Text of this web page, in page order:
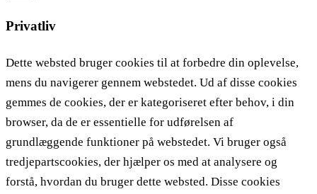
Privatliv
Dette websted bruger cookies til at forbedre din oplevelse,
mens du navigerer gennem webstedet. Ud af disse cookies
gemmes de cookies, der er kategoriseret efter behov, i din
browser, da de er essentielle for udførelsen af ​​
grundlæggende funktioner på webstedet. Vi bruger også
tredjepartscookies, der hjælper os med at analysere og
forstå, hvordan du bruger dette websted. Disse cookies